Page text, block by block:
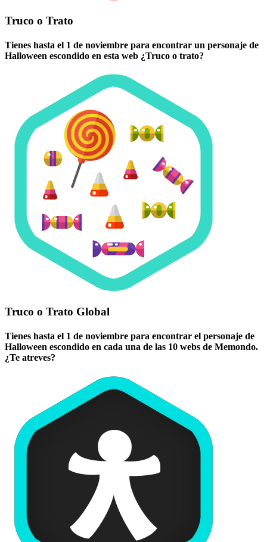
Truco o Trato
Tienes hasta el 1 de noviembre para encontrar un personaje de
Halloween escondido en esta web ¿Truco o trato?
Truco o Trato Global
Tienes hasta el 1 de noviembre para encontrar el personaje de
Halloween escondido en cada una de las 10 webs de Memondo.
¿Te atreves?